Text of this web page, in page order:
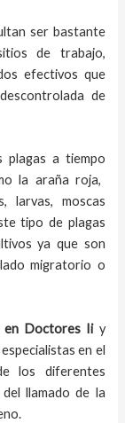
ser bastante
de trabajo,
efectivos que
de
plagas a tiempo
la araña roja,
larvas, moscas
tipo de plagas
ya que son
migratorio o
en Doctores Iiy
en el
los diferentes
llamado de la